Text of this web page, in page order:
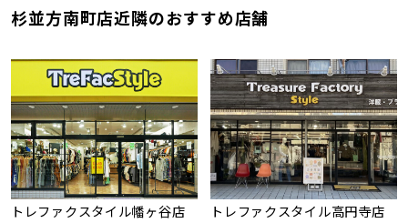
杉並方南町店近隣のおすすめ店舗
トレファクスタイル幡ヶ谷店 トレファクスタイル高円寺店